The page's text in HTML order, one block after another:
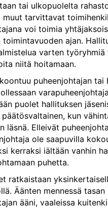
tai ulkopuolelta
muut tarvittavat
voi toimia
toimintavuoden ajan.
varten työryhmiä
niitä hoitamaan.
puheenjohtajan tai
puolet hallituksen
kun
läsnä. Elleivät
ole saapuvilla
kerraksi iältään vanhin
puhetta.
ratkaistaan
Äänten mennessä
ääni, vaaleissa